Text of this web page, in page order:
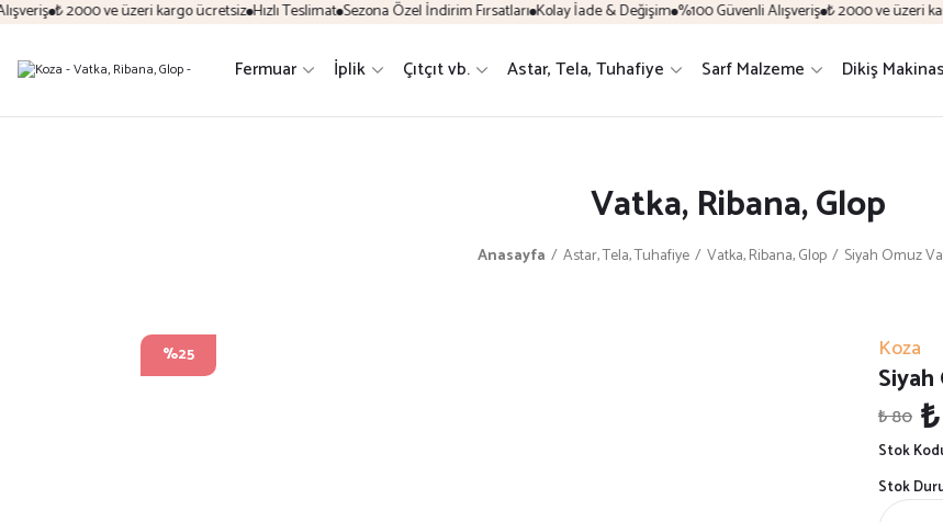
₺ 2000 ve üzeri kargo ücretsiz Hızlı Teslimat Sezona Özel İndirim Fırsatları Kolay İade & Değişim %100 Güvenli Alışveriş ₺ 2000 ve üzeri
Fermuar İplik Çıtçıt vb. Astar, Tela, Tuhafiye Sarf Malzeme Dikiş
Vatka, Ribana, Glop
Anasayfa Astar, Tela, Tuhafiye Vatka, Ribana, Glop Siyah Omuz
%25 Koza
₺ 80
Stok
Stok